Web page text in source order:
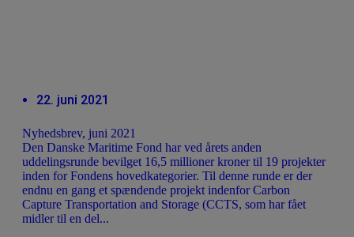
22. juni 2021
Nyhedsbrev, juni 2021
Den Danske Maritime Fond har ved årets anden
uddelingsrunde bevilget 16,5 millioner kroner til 19 projekter
inden for Fondens hovedkategorier. Til denne runde er der
endnu en gang et spændende projekt indenfor Carbon
Capture Transportation and Storage (CCTS, som har fået
midler til en del...